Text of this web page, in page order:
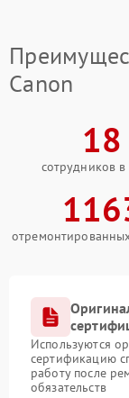
Canon
18
сотрудников в
Используются
сертификацию
работу после
обязательств